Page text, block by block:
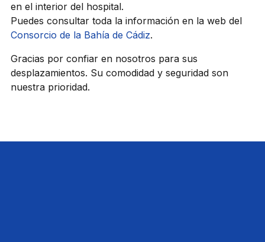
en el interior del hospital.
Puedes consultar toda la información en la web del
Consorcio de la Bahía de Cádiz.
Gracias por confiar en nosotros para sus
desplazamientos. Su comodidad y seguridad son
nuestra prioridad.